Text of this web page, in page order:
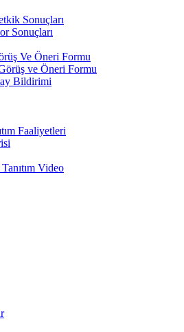
Sonuçları
Sonuçları
Ve Öneri Formu
ve Öneri Formu
Bildirimi
Faaliyetleri
Video